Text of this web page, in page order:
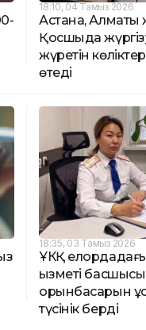
18:10, 04 Тамыз 2026
Астана, Алматы
Қосшыда
жүретін
өтеді
18:35, 03 Тамыз 2026
ҰКҚ елордадағы
қызметі
орынбасарын
түсінік берді